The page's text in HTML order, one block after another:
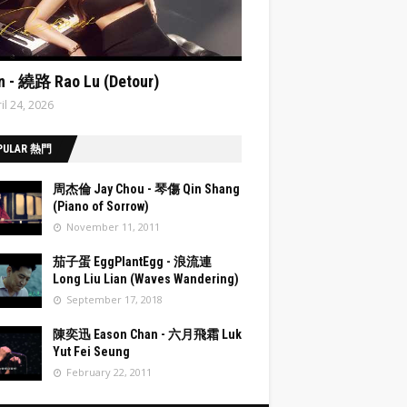
- 繞路 Rao Lu (Detour)
24, 2026
熱門
周杰倫 Jay Chou - 琴傷 Qin Shang
(Piano of Sorrow)
November 11, 2011
茄子蛋 EggPlantEgg - 浪流連
Long Liu Lian (Waves Wandering)
September 17, 2018
陳奕迅 Eason Chan - 六月飛霜 Luk
Yut Fei Seung
February 22, 2011